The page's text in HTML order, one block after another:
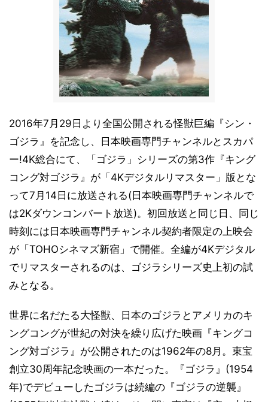
2016年7月29日より全国公開される怪獣巨編『シン・
ゴジラ』を記念し、日本映画専門チャンネルとスカパ
ー!4K総合にて、「ゴジラ」シリーズの第3作『キング
コング対ゴジラ』が「4Kデジタルリマスター」版とな
って7月14日に放送される(日本映画専門チャンネルで
は2Kダウンコンバート放送)。初回放送と同じ日、同じ
時刻には日本映画専門チャンネル契約者限定の上映会
が「TOHOシネマズ新宿」で開催。全編が4Kデジタル
でリマスターされるのは、ゴジラシリーズ史上初の試
みとなる。
世界に名だたる大怪獣、日本のゴジラとアメリカのキ
ングコングが世紀の対決を繰り広げた映画『キングコ
ング対ゴジラ』が公開されたのは1962年の8月。東宝
創立30周年記念映画の一本だった。『ゴジラ』(1954
年)でデビューしたゴジラは続編の『ゴジラの逆襲』